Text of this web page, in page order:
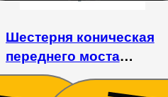
Шестерня коническая
переднего моста
большая DW244